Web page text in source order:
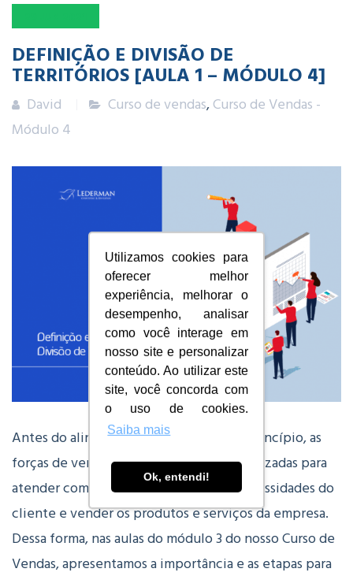
Utilizamos cookies para
oferecer melhor
experiência, melhorar o
desempenho, analisar
como você interage em
nosso site e personalizar
conteúdo. Ao utilizar este
site, você concorda com
o uso de cookies.
Saiba mais
Ok, entendi!
DEFINIÇÃO E DIVISÃO DE
TERRITÓRIOS [AULA 1 – MÓDULO 4]
David Curso de vendas,Curso de Vendas -
Módulo 4
Antes do alinhamento de territórios, a princípio, as
forças de vendas precisam ser bem organizadas para
atender com eficiência e eficácia às necessidades do
cliente e vender os produtos e serviços da empresa.
Dessa forma, nas aulas do módulo 3 do nosso Curso de
Vendas, apresentamos a importância e as etapas para